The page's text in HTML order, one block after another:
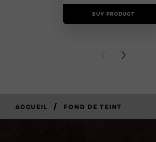
BUY PRODUCT
PREVIOUS CARD
NEXT CARD
ACCUEIL / FOND DE TEINT